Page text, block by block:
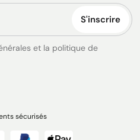
S'inscrire
et la politique de
sécurisés